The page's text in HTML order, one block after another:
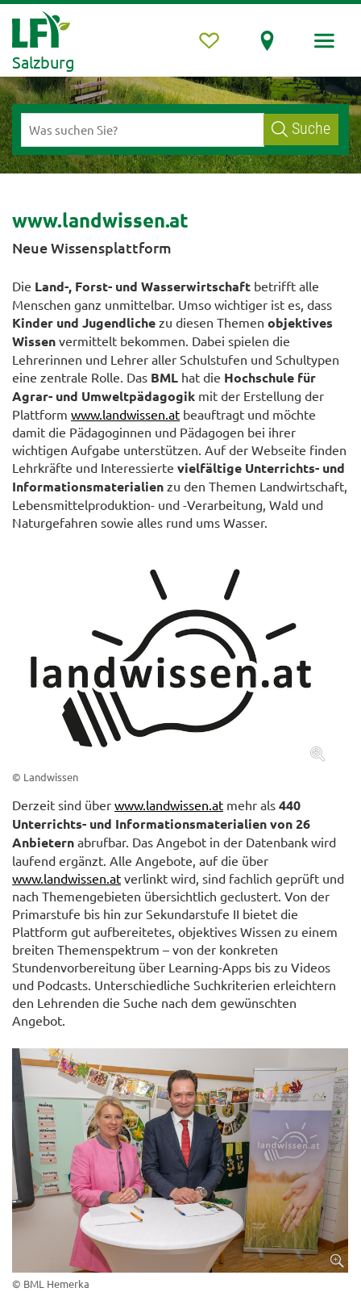
Salzburg
Suche
www.landwissen.at
Neue Wissensplattform
Die Land-, Forst- und Wasserwirtschaft betrifft alle
Menschen ganz unmittelbar. Umso wichtiger ist es, dass
Kinder und Jugendliche zu diesen Themen objektives
Wissen vermittelt bekommen. Dabei spielen die
Lehrerinnen und Lehrer aller Schulstufen und Schultypen
eine zentrale Rolle. Das BML hat die Hochschule für
Agrar- und Umweltpädagogik mit der Erstellung der
Plattform www.landwissen.at beauftragt und möchte
damit die Pädagoginnen und Pädagogen bei ihrer
wichtigen Aufgabe unterstützen. Auf der Webseite finden
Lehrkräfte und Interessierte vielfältige Unterrichts- und
Informationsmaterialien zu den Themen Landwirtschaft,
Lebensmittelproduktion- und -Verarbeitung, Wald und
Naturgefahren sowie alles rund ums Wasser.
© Landwissen
Derzeit sind über www.landwissen.at mehr als 440
Unterrichts- und Informationsmaterialien von 26
Anbietern abrufbar. Das Angebot in der Datenbank wird
laufend ergänzt. Alle Angebote, auf die über
www.landwissen.at verlinkt wird, sind fachlich geprüft und
nach Themengebieten übersichtlich geclustert. Von der
Primarstufe bis hin zur Sekundarstufe II bietet die
Plattform gut aufbereitetes, objektives Wissen zu einem
breiten Themenspektrum – von der konkreten
Stundenvorbereitung über Learning-Apps bis zu Videos
und Podcasts. Unterschiedliche Suchkriterien erleichtern
den Lehrenden die Suche nach dem gewünschten
Angebot.
© BML Hemerka